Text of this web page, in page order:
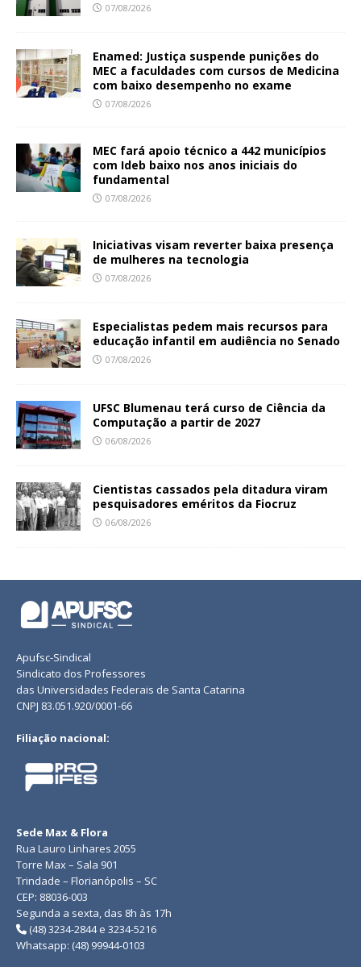
07/08/2026
Enamed: Justiça suspende punições do
MEC a faculdades com cursos de Medicina
com baixo desempenho no exame
07/08/2026
MEC fará apoio técnico a 442 municípios
com Ideb baixo nos anos iniciais do
fundamental
07/08/2026
Iniciativas visam reverter baixa presença
de mulheres na tecnologia
07/08/2026
Especialistas pedem mais recursos para
educação infantil em audiência no Senado
07/08/2026
UFSC Blumenau terá curso de Ciência da
Computação a partir de 2027
06/08/2026
Cientistas cassados pela ditadura viram
pesquisadores eméritos da Fiocruz
06/08/2026
Apufsc-Sindical
Sindicato dos Professores
das Universidades Federais de Santa Catarina
CNPJ 83.051.920/0001-66
Filiação nacional:
Sede Max & Flora
Rua Lauro Linhares 2055
Torre Max – Sala 901
Trindade – Florianópolis – SC
CEP: 88036-003
Segunda a sexta, das 8h às 17h
(48) 3234-2844 e 3234-5216
Whatsapp: (48) 99944-0103